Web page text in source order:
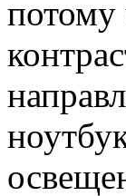
потому